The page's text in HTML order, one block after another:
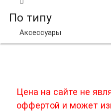
По типу
Аксессуары
Цена на сайте не
оффертой и может